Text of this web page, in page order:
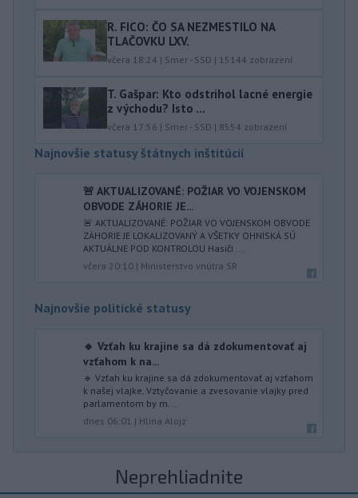
R. FICO: ČO SA NEZMESTILO NA
TLAČOVKU LXV.
včera 18:24 | Smer - SSD | 15144 zobrazení
T. Gašpar: Kto odstrihol lacné energie
z východu? Isto ...
včera 17:56 | Smer - SSD | 8554 zobrazení
Najnovšie statusy štátnych inštitúcií
🚨 AKTUALIZOVANÉ: POŽIAR VO VOJENSKOM
OBVODE ZÁHORIE JE...
🚨 AKTUALIZOVANÉ: POŽIAR VO VOJENSKOM OBVODE
ZÁHORIE JE LOKALIZOVANÝ A VŠETKY OHNISKÁ SÚ
AKTUÁLNE POD KONTROLOU Hasiči ...
včera 20:10 | Ministerstvo vnútra SR
Najnovšie politické statusy
🔹 Vzťah ku krajine sa dá zdokumentovať aj
vzťahom k na...
🔹 Vzťah ku krajine sa dá zdokumentovať aj vzťahom
k našej vlajke. Vztyčovanie a zvesovanie vlajky pred
parlamentom by m...
dnes 06:01 | Hlina Alojz
Neprehliadnite